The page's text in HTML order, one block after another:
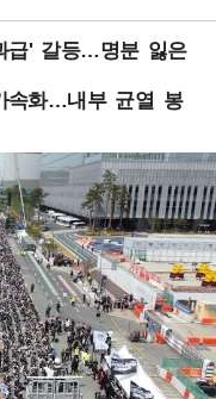
급' 갈등…명분 잃은
속화…내부 균열 봉